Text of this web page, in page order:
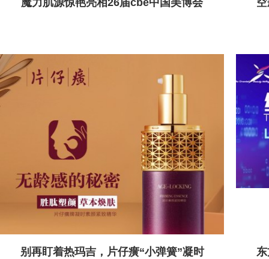
魔力肌源惊艳亮相26届cbe中国美博会
别再盯着热玛吉，片仔癀“小弹簧”凝时